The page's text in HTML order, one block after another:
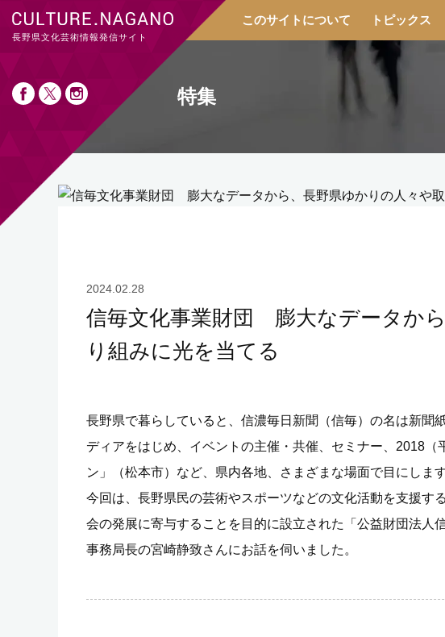
長野県文化芸術情報発信サイト
このサイトについて トピックス
特集
2024.02.28
信毎文化事業財団 膨大なデータか
り組みに光を当てる
長野県で暮らしていると、信濃毎日新聞（信毎）の名は新聞
ディアをはじめ、イベントの主催・共催、セミナー、2018
ン」（松本市）など、県内各地、さまざまな場面で目にします
今回は、長野県民の芸術やスポーツなどの文化活動を支援す
会の発展に寄与することを目的に設立された「公益財団法人
事務局長の宮崎静致さんにお話を伺いました。